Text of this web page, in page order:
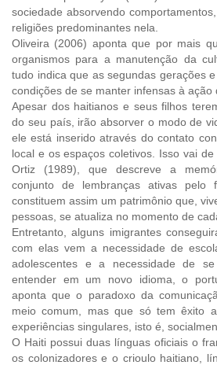
sociedade absorvendo
religiões predominantes nela.
Oliveira (2006) aponta que por mais
organismos para a manutenção da
tudo indica que as segundas gerações
condições de se manter infensas à ação
Apesar dos haitianos e seus filhos
do seu país, irão absorver o modo de
ele está inserido através do contato
local e os espaços coletivos. Isso vai
Ortiz (1989), que descreve a
conjunto de lembranças ativas pelo
constituem assim um patrimônio que,
pessoas, se atualiza no momento de
Entretanto, alguns imigrantes
com elas vem a necessidade de
adolescentes e a necessidade de
entender em um novo idioma, o
aponta que o paradoxo da
meio comum, mas que só tem êxito
experiências singulares, isto é,
O Haiti possui duas línguas oficiais o
os colonizadores e o crioulo haitiano,